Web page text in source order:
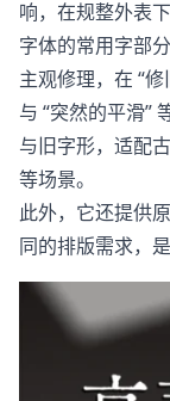
响，在规整外表
字体的常用字部
主观修理，在 “
与 “突然的平滑”
与旧字形，适配
等场景。
此外，它还提供
同的排版需求，